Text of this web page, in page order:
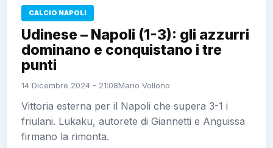
CALCIO NAPOLI
Udinese – Napoli (1-3): gli azzurri
dominano e conquistano i tre
punti
14 Dicembre 2024 - 21:08Mario Vollono
Vittoria esterna per il Napoli che supera 3-1 i
friulani. Lukaku, autorete di Giannetti e Anguissa
firmano la rimonta.